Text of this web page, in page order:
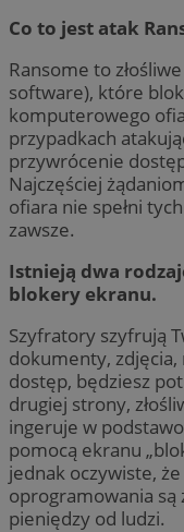
Co to jest atak
Ransome to
software), które
komputerowego
przypadkach
przywrócenie
Najczęściej
ofiara nie spełni
zawsze.
Istnieją dwa
blokery ekranu.
Szyfratory szyfrują
dokumenty, zdjęcia,
dostęp, będziesz
drugiej strony,
ingeruje w
pomocą ekranu
jednak oczywiste,
oprogramowania są
pieniędzy od ludzi.